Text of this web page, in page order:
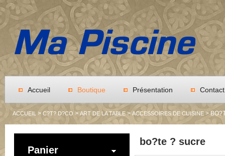
Accueil Boutique Présentation Contact
Panier
ACCUEIL > C?T? D?CO > ART DE LA TABLE> ACCESSOIRES DE CUISINE >
bo?te ? sucre